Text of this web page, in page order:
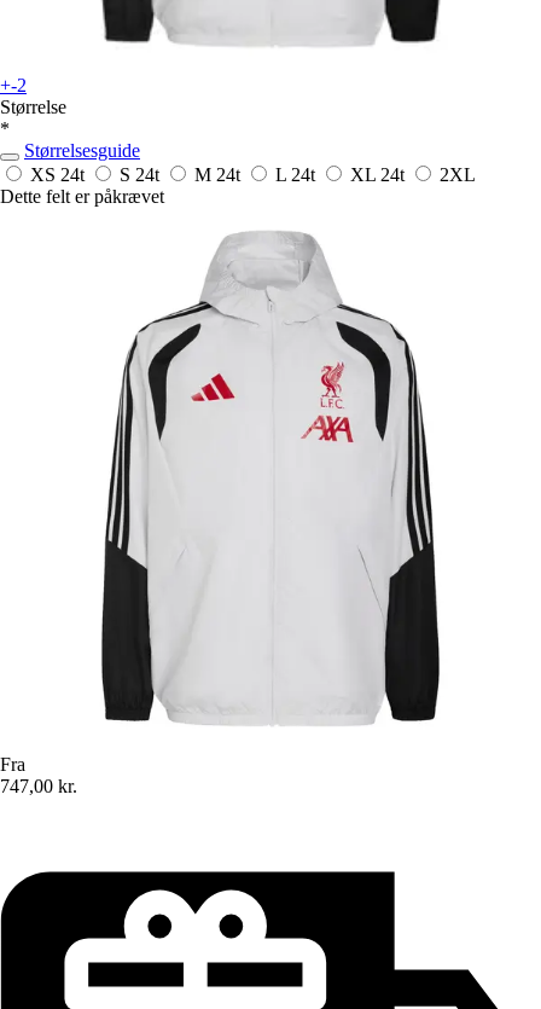
+-2
Størrelse
*
Størrelsesguide
XS 24t S 24t M 24t L 24t XL 24t
2XL
Dette felt er påkrævet
Fra
747,00 kr.